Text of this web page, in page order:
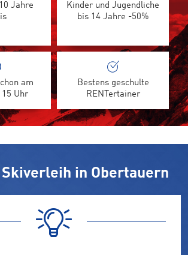
Jahre
Kinder und Jugendliche
bis 14 Jahre -50%
am
15 Uhr
Bestens geschulte
RENTertainer
in Obertauern